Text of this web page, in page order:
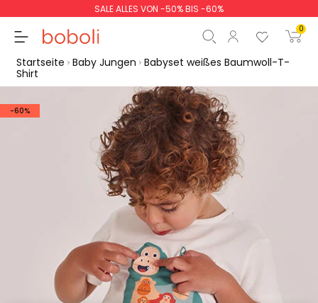
SALE ALLES VON -50% BIS -60%
0
Gesamtbetrag
Start der Bestellung
Startseite Baby Jungen Babyset weißes Baumwoll-T-
Shirt
-60%